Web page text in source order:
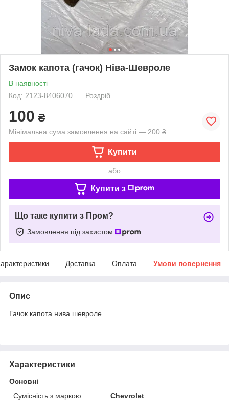
Замок капота (гачок) Ніва-Шевроле
В наявності
Код: 2123-8406070
Роздріб
100 ₴
Мінімальна сума замовлення на сайті — 200 ₴
Купити
або
Купити з
Що таке купити з Пром?
Замовлення під захистом
Доставка Оплата Умови повернення
Опис
Гачок капота нива шевроле
Характеристики
Основні
Сумісність з маркою
Chevrolet